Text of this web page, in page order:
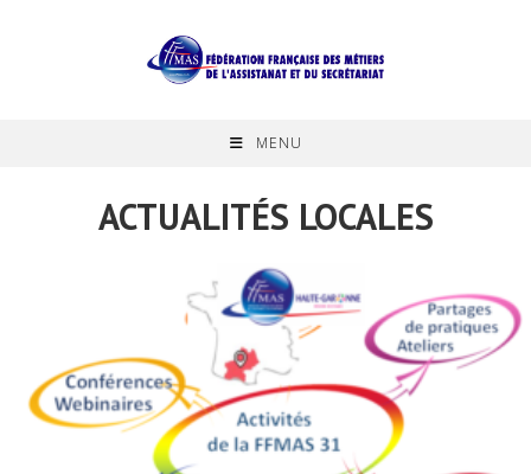
MENU
ACTUALITÉS LOCALES